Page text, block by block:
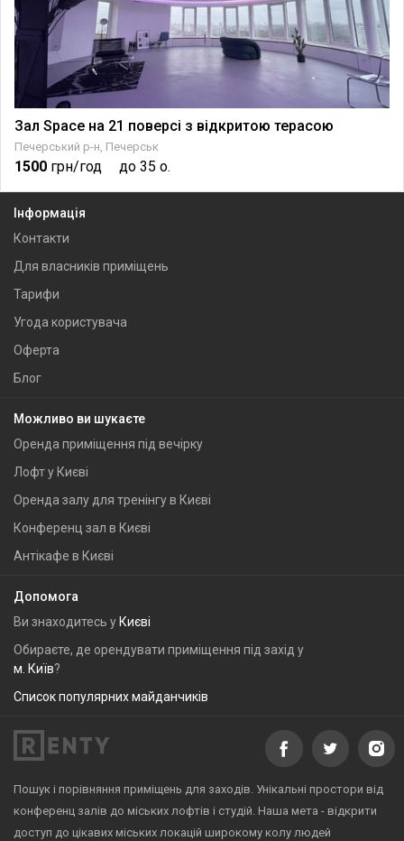
Зал Space на 21 поверсі з відкритою терасою
Печерський р-н, Печерськ
1500 грн/год до 35 о.
Інформація
Контакти
Для власників приміщень
Тарифи
Угода користувача
Оферта
Блог
Можливо ви шукаєте
Оренда приміщення під вечірку
Лофт у Києві
Оренда залу для тренінгу в Києві
Конференц зал в Києві
Антікафе в Києві
Допомога
Ви знаходитесь у Києві
Обираєте, де орендувати приміщення під захід у
м. Київ?
Список популярних майданчиків
Пошук і порівняння приміщень для заходів. Унікальні простори від
конференц залів до міських лофтів і студій. Наша мета - відкрити
доступ до цікавих міських локацій широкому колу людей